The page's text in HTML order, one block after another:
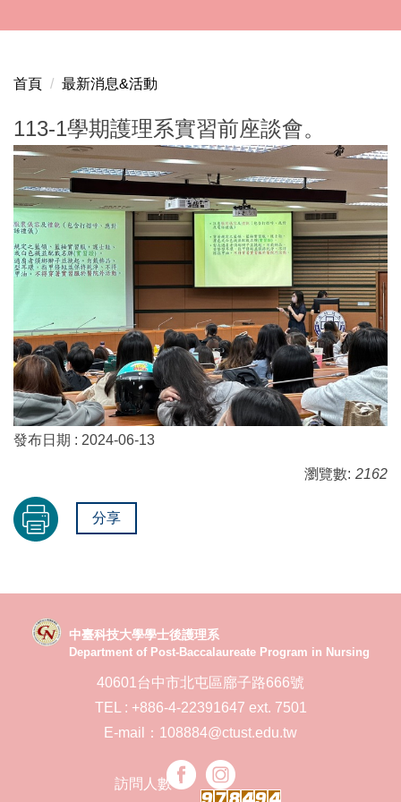
到
要
容
區
首頁 最新消息&活動
113-1學期護理系實習前座談會。
發布日期 : 2024-06-13
瀏覽數: 2162
分享
中臺科技大學學士後護理系
Department of Post-Baccalaureate Program in Nursing
40601台中市北屯區廍子路666號
TEL : +886-4-22391647 ext. 7501
E-mail：108884@ctust.edu.tw